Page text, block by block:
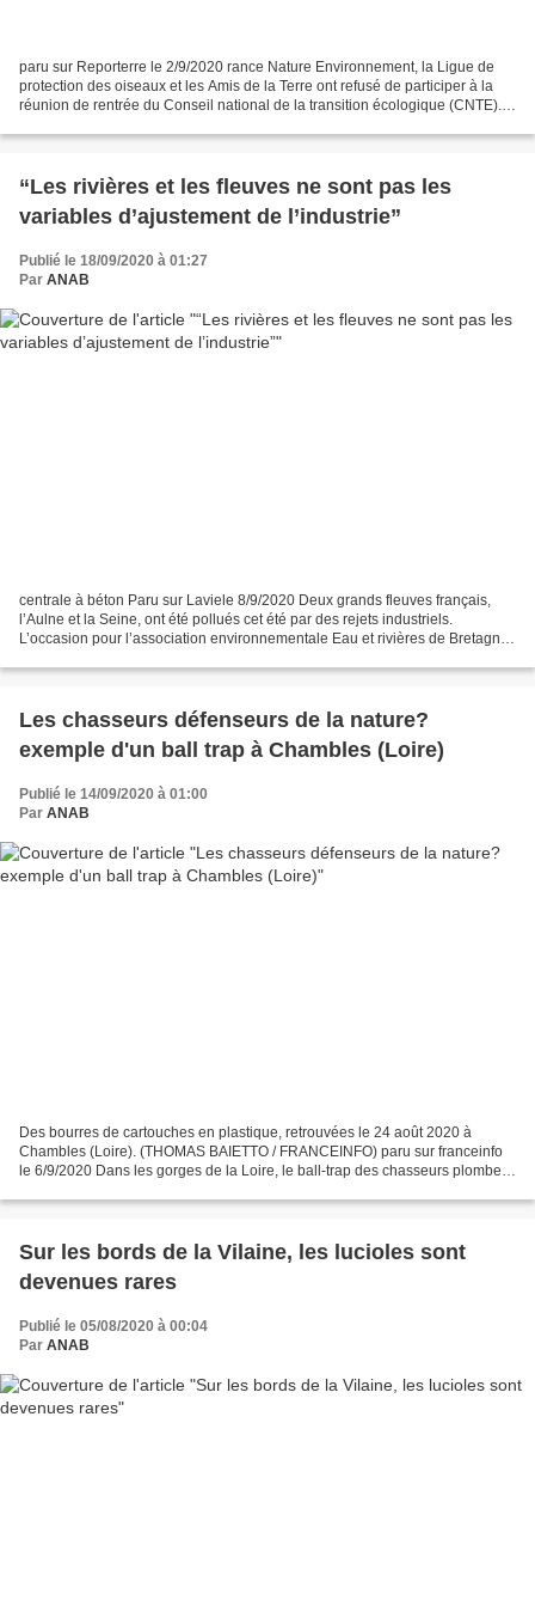
paru sur Reporterre le 2/9/2020 rance Nature Environnement, la Ligue de
protection des oiseaux et les Amis de la Terre ont refusé de participer à la
réunion de rentrée du Conseil national de la transition écologique (CNTE).
“Les rivières et les fleuves ne sont pas les
variables d’ajustement de l’industrie”
Publié le 18/09/2020 à 01:27
Par ANAB
centrale à béton Paru sur Laviele 8/9/2020 Deux grands fleuves français,
l’Aulne et la Seine, ont été pollués cet été par des rejets industriels.
L’occasion pour l’association environnementale Eau et rivières de Bretagne
Les chasseurs défenseurs de la nature?
exemple d'un ball trap à Chambles (Loire)
Publié le 14/09/2020 à 01:00
Par ANAB
Des bourres de cartouches en plastique, retrouvées le 24 août 2020 à
Chambles (Loire). (THOMAS BAIETTO / FRANCEINFO) paru sur franceinfo
le 6/9/2020 Dans les gorges de la Loire, le ball-trap des chasseurs plombe
Sur les bords de la Vilaine, les lucioles sont
devenues rares
Publié le 05/08/2020 à 00:04
Par ANAB